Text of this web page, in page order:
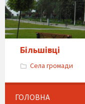
Більшівці
Села громади
ГОЛОВНА